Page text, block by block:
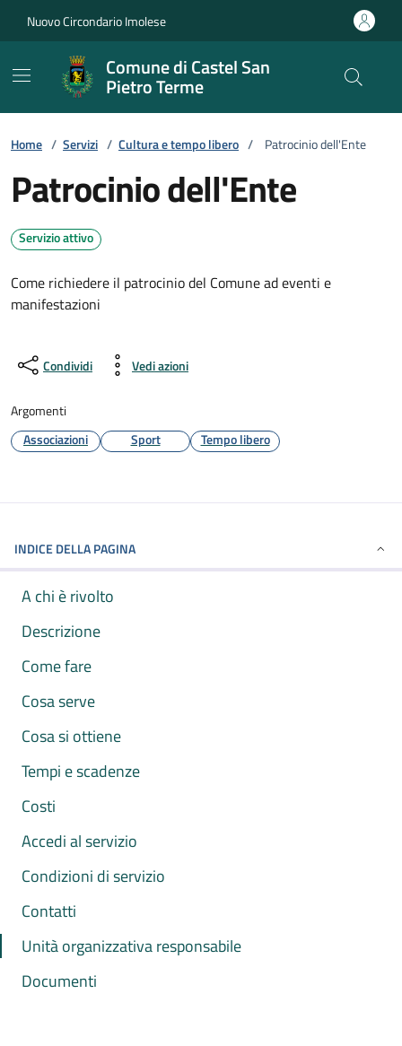
Nuovo Circondario Imolese
Comune di Castel San
Pietro Terme
Home / Servizi / Cultura e tempo libero / Patrocinio dell'Ente
Patrocinio dell'Ente
Servizio attivo
Come richiedere il patrocinio del Comune ad eventi e
manifestazioni
Condividi Vedi azioni
Argomenti
Associazioni
Sport Tempo libero
INDICE DELLA PAGINA
A chi è rivolto
Descrizione
Come fare
Cosa serve
Cosa si ottiene
Tempi e scadenze
Costi
Accedi al servizio
Condizioni di servizio
Contatti
Unità organizzativa responsabile
Documenti